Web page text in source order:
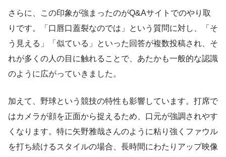
さらに、この印象が強まったのがQ&Aサイトでのやり取
りです。「口唇口蓋裂なのでは」という質問に対し、「そ
う見える」「似ている」といった回答が複数投稿され、そ
れが多くの人の目に触れることで、あたかも一般的な認識
のように広がっていきました。
加えて、野球という競技の特性も影響しています。打席で
はカメラが顔を正面から捉えるため、口元が強調されやす
くなります。特に矢野雅哉さんのように粘り強くファウル
を打ち続けるスタイルの場合、長時間にわたりアップ映像